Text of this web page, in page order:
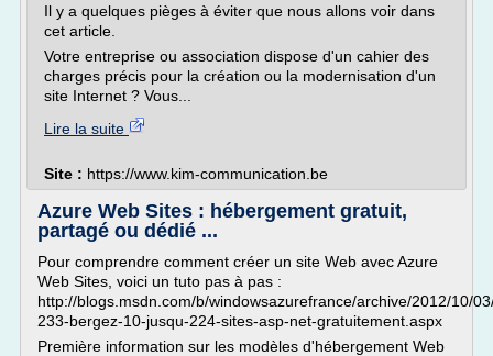
Il y a quelques pièges à éviter que nous allons voir dans
cet article.
Votre entreprise ou association dispose d'un cahier des
charges précis pour la création ou la modernisation d'un
site Internet ? Vous...
Lire la suite
Site : https://www.kim-communication.be
Azure Web Sites : hébergement gratuit,
partagé ou dédié ...
Pour comprendre comment créer un site Web avec Azure
Web Sites, voici un tuto pas à pas :
http://blogs.msdn.com/b/windowsazurefrance/archive/2012/10/
233-bergez-10-jusqu-224-sites-asp-net-gratuitement.aspx
Première information sur les modèles d'hébergement Web